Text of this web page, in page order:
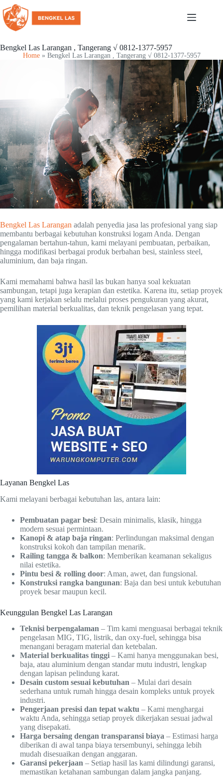
Bengkel Las Larangan , Tangerang √ 0812-1377-5957
Home» Bengkel Las Larangan , Tangerang √ 0812-1377-5957
Bengkel Las Larangan adalah penyedia jasa las profesional yang siap
membantu berbagai kebutuhan konstruksi logam Anda. Dengan
pengalaman bertahun-tahun, kami melayani pembuatan, perbaikan,
hingga modifikasi berbagai produk berbahan besi, stainless steel,
aluminium, dan baja ringan.
Kami memahami bahwa hasil las bukan hanya soal kekuatan
sambungan, tetapi juga kerapian dan estetika. Karena itu, setiap proyek
yang kami kerjakan selalu melalui proses pengukuran yang akurat,
pemilihan material berkualitas, dan teknik pengelasan yang tepat.
Layanan Bengkel Las
Kami melayani berbagai kebutuhan las, antara lain:
Pembuatan pagar besi: Desain minimalis, klasik, hingga
modern sesuai permintaan.
Kanopi & atap baja ringan: Perlindungan maksimal dengan
konstruksi kokoh dan tampilan menarik.
Railing tangga & balkon: Memberikan keamanan sekaligus
nilai estetika.
Pintu besi & rolling door: Aman, awet, dan fungsional.
Konstruksi rangka bangunan: Baja dan besi untuk kebutuhan
proyek besar maupun kecil.
Keunggulan Bengkel Las Larangan
Teknisi berpengalaman – Tim kami menguasai berbagai teknik
pengelasan MIG, TIG, listrik, dan oxy-fuel, sehingga bisa
menangani beragam material dan ketebalan.
Material berkualitas tinggi – Kami hanya menggunakan besi,
baja, atau aluminium dengan standar mutu industri, lengkap
dengan lapisan pelindung karat.
Desain custom sesuai kebutuhan – Mulai dari desain
sederhana untuk rumah hingga desain kompleks untuk proyek
industri.
Pengerjaan presisi dan tepat waktu – Kami menghargai
waktu Anda, sehingga setiap proyek dikerjakan sesuai jadwal
yang disepakati.
Harga bersaing dengan transparansi biaya – Estimasi harga
diberikan di awal tanpa biaya tersembunyi, sehingga lebih
mudah disesuaikan dengan anggaran.
Garansi pekerjaan – Setiap hasil las kami dilindungi garansi,
memastikan ketahanan sambungan dalam jangka panjang.